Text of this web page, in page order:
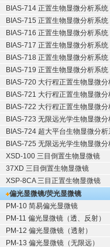
BIAS-714 正置生物显微分析系统
BIAS-715 正置生物显微分析系统
BIAS-716 正置生物显微分析系统
BIAS-717 正置生物显微分析系统
BIAS-718 正置生物显微分析系统
BIAS-719 正置生物显微分析系统
BIAS-720 大行程正置生物显微分
BIAS-721 大行程正置生物显微分
BIAS-722 大行程正置生物显微分
BIAS-723 无限远光学生物显微分
BIAS-724 超大平台生物显微分析
BIAS-725 无限远光学生物显微分
XSD-100 三目倒置生物显微镜
37XD 三目倒置生物显微镜
XSP-8CA 三目正置生物显微镜
偏光显微镜/荧光显微镜
PM-10 简易偏光显微镜
PM-11 偏光显微镜（透、反射）
PM-12 偏光显微镜（透射）
PM-13 偏光显微镜（无限远）